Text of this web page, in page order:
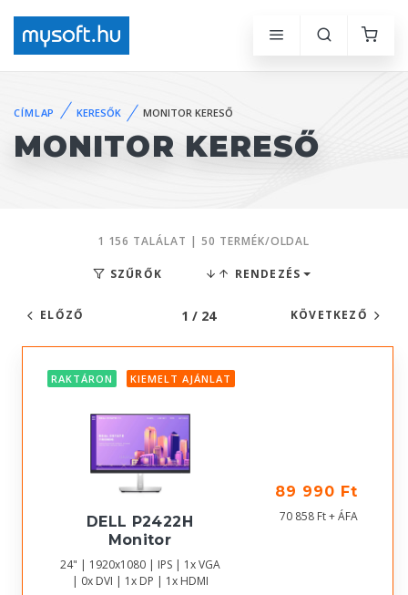
CÍMLAP KERESŐK MONITOR KERESŐ
MONITOR KERESŐ
1 156 TALÁLAT | 50 TERMÉK/OLDAL
SZŰRŐK RENDEZÉS
ELŐZŐ 1 / 24 KÖVETKEZŐ
RAKTÁRON KIEMELT AJÁNLAT
DELL P2422H
Monitor
24" | 1920x1080 | IPS | 1x VGA
| 0x DVI | 1x DP | 1x HDMI
89 990 Ft
70 858 Ft + ÁFA